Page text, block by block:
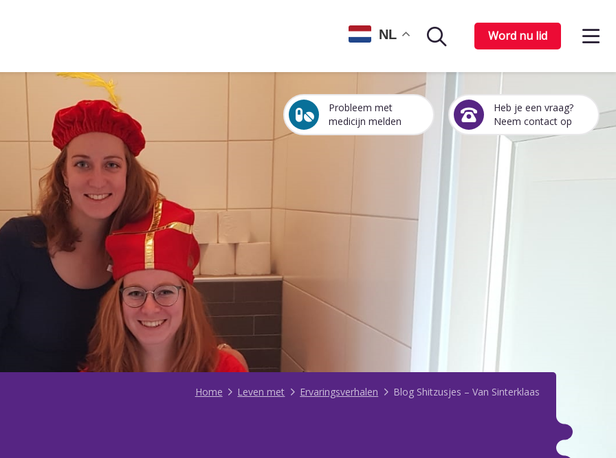
Over Crohn en colitis (IBD)
Help mee
Over ons
Voor professionals
Word nu lid
Zoekpagina
NL
Probleem met
medicijn melden
medicijn
Heb je een vraag?
Neem contact op
je
Home Leven met Ervaringsverhalen Blog Shitzusjes – Van Sinterklaas